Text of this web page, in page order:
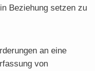
Beziehung setzen zu
an eine
von